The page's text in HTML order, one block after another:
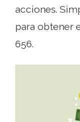
acciones.
para obtener
656.